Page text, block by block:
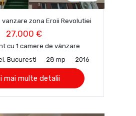
zona Eroii Revolutiei
27,000 €
cu 1 camere de vânzare
Bucuresti
28 mp 2016
mai multe detalii